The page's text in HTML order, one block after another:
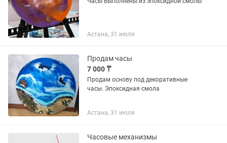
Астана, 31 июля
Продам часы
7 000 ₸
Продам основу под декоративные
часы. Эпоксидная смола
Астана, 31 июля
Часовые механизмы